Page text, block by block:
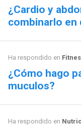
¿Cardio y
combinarlo en
Ha respondido en
¿Cómo hago
muculos?
Ha respondido en